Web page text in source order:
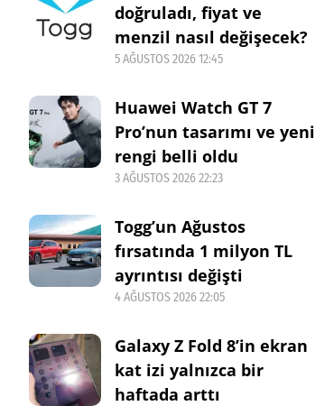
doğruladı, fiyat ve
menzil nasıl değişecek?
5 AĞUSTOS 2026 12:45
Huawei Watch GT 7
Pro’nun tasarımı ve yeni
rengi belli oldu
3 AĞUSTOS 2026 22:23
Togg’un Ağustos
fırsatında 1 milyon TL
ayrıntısı değişti
4 AĞUSTOS 2026 22:05
Galaxy Z Fold 8’in ekran
kat izi yalnızca bir
haftada arttı